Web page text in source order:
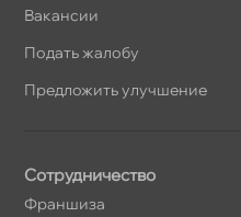
акансии
Подать жалобу
Предложить улучшение
Сотрудничество
Франшиза